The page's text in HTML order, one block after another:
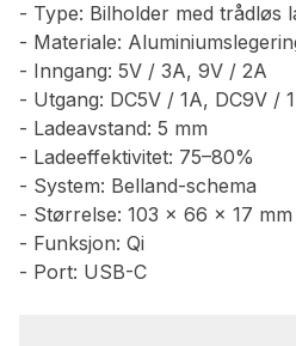
- Type: Bilholder med trådløs
- Materiale:
- Inngang: 5V / 3A, 9V / 2A
- Utgang: DC5V / 1A, DC9V /
- Ladeavstand: 5 mm
- Ladeeffektivitet: 75–80%
- System: Belland-schema
- Størrelse: 103 x 66 x 17 mm
- Funksjon: Qi
- Port: USB-C